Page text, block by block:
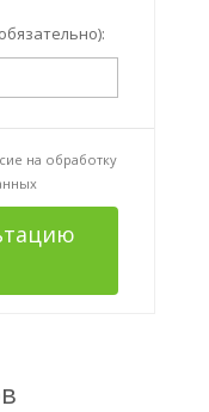
на обработку